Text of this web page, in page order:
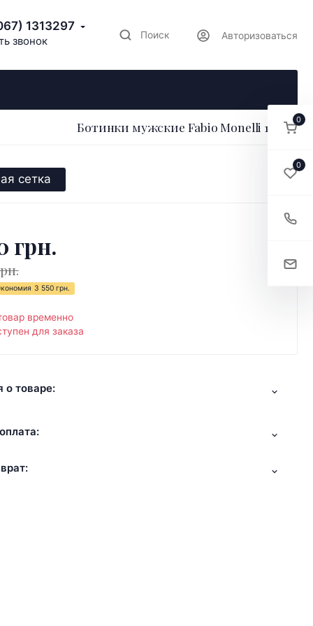
1313297
звонок Поиск Авторизоваться
Ботинки мужские Fabio Monelli 181362
сетка
грн.
3 550 грн.
временно
для заказа
о товаре:
0
0